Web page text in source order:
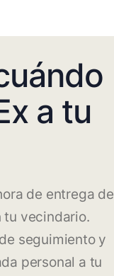
a tu
de entrega de
tu vecindario.
seguimiento y
personal a tu